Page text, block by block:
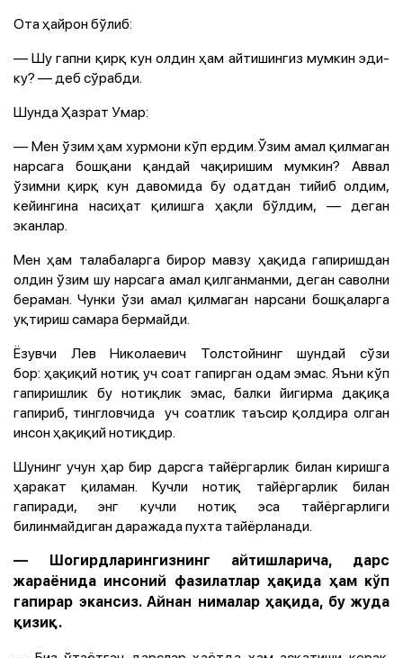
Ота ҳайрон бўлиб:
— Шу гапни қирқ кун олдин ҳам айтишингиз мумкин эди-
ку? — деб сўрабди.
Шунда Ҳазрат Умар:
— Мен ўзим ҳам хурмони кўп ердим. Ўзим амал қилмаган
нарсага бошқани қандай чақиришим мумкин? Аввал
ўзимни қирқ кун давомида бу одатдан тийиб олдим,
кейингина насиҳат қилишга ҳақли бўлдим, — деган
эканлар.
Мен ҳам талабаларга бирор мавзу ҳақида гапиришдан
олдин ўзим шу нарсага амал қилганманми, деган саволни
бераман. Чунки ўзи амал қилмаган нарсани бошқаларга
уқтириш самара бермайди.
Ёзувчи Лев Николаевич Толстойнинг шундай сўзи
бор: ҳақиқий нотиқ уч соат гапирган одам эмас. Яъни кўп
гапиришлик бу нотиқлик эмас, балки йигирма дақиқа
гапириб, тингловчида уч соатлик таъсир қолдира олган
инсон ҳақиқий нотиқдир.
Шунинг учун ҳар бир дарсга тайёргарлик билан киришга
ҳаракат қиламан. Кучли нотиқ тайёргарлик билан
гапиради, энг кучли нотиқ эса тайёргарлиги
билинмайдиган даражада пухта тайёрланади.
— Шогирдларингизнинг айтишларича, дарс
жараёнида инсоний фазилатлар ҳақида ҳам кўп
гапирар экансиз. Айнан нималар ҳақида, бу жуда
қизиқ.